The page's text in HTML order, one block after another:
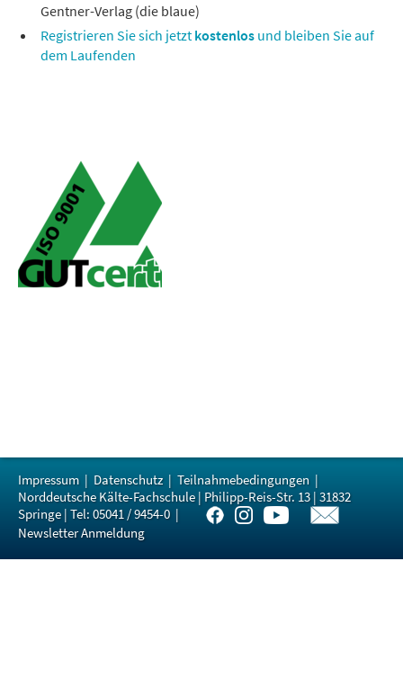
Gentner-Verlag (die blaue)
Registrieren Sie sich jetzt kostenlos und bleiben Sie auf
dem Laufenden
Impressum| Datenschutz| Teilnahmebedingungen|
Norddeutsche Kälte-Fachschule | Philipp-Reis-Str. 13 | 31832
Springe | Tel: 05041 / 9454-0 |
Newsletter Anmeldung